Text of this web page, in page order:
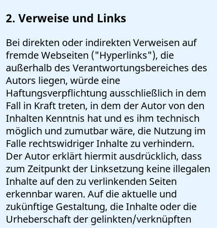
2. Verweise und Links
Bei direkten oder indirekten Verweisen auf
fremde Webseiten ("Hyperlinks"), die
außerhalb des Verantwortungsbereiches des
Autors liegen, würde eine
Haftungsverpflichtung ausschließlich in dem
Fall in Kraft treten, in dem der Autor von den
Inhalten Kenntnis hat und es ihm technisch
möglich und zumutbar wäre, die Nutzung im
Falle rechtswidriger Inhalte zu verhindern.
Der Autor erklärt hiermit ausdrücklich, dass
zum Zeitpunkt der Linksetzung keine illegalen
Inhalte auf den zu verlinkenden Seiten
erkennbar waren. Auf die aktuelle und
zukünftige Gestaltung, die Inhalte oder die
Urheberschaft der gelinkten/verknüpften